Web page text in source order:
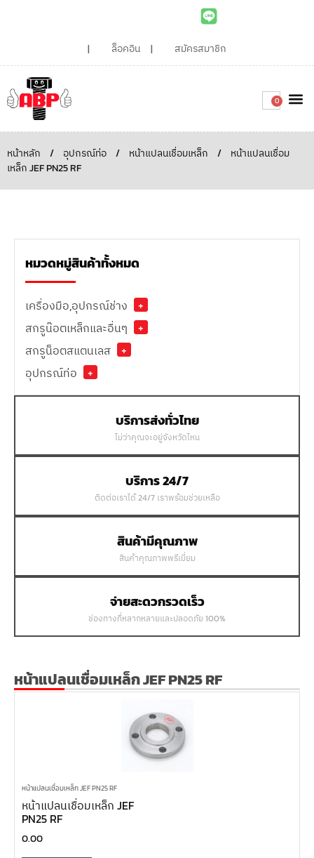
ล็อคอิน สมัครสมาชิก
0
หน้าหลัก / อุปกรณ์ท่อ / หน้าแปลนเชื่อมเหล็ก /
หน้าแปลนเชื่อม
เหล็ก JEF PN25 RF
หมวดหมู่สินค้าทั้งหมด
เครื่องมือ,อุปกรณ์ช่าง
+
สกรูน๊อตเหล็กและอื่นๆ
+
สกรูน็อตสแตนเลส
+
อุปกรณ์ท่อ
+
บริการส่งทั่วไทย
ไม่ว่าคุณจะอยู่จังหวัดไหน
บริการ 24/7
ติดต่อเราได้ 24/7 เราพร้อมช่วยเหลือ
สินค้ามีคุณภาพ
สินค้าคุณภาพพรีเมี่ยม
จ่ายสะดวกรวดเร็ว
ช่องทางที่หลากหลายและปลอดภัย 100%
หน้าแปลนเชื่อมเหล็ก JEF PN25 RF
หน้าแปลนเชื่อมเหล็ก JEF PN25 RF
หน้าแปลนเชื่อมเหล็ก JEF
PN25 RF
0.00